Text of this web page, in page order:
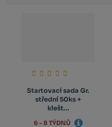
Startovací sada Gr.
střední 50ks +
klešt...
6 - 8 TÝDNŮ